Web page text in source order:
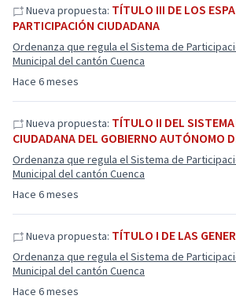
Hace 6 meses
Nueva propuesta: TÍTULO III DE LOS
PARTICIPACIÓN CIUDADANA
Ordenanza que regula el Sistema de
Municipal del cantón Cuenca
Hace 6 meses
Nueva propuesta: TÍTULO II DEL
CIUDADANA DEL GOBIERNO AUTÓNOMO
Ordenanza que regula el Sistema de
Municipal del cantón Cuenca
Hace 6 meses
Nueva propuesta: TÍTULO I DE LAS
Ordenanza que regula el Sistema de
Municipal del cantón Cuenca